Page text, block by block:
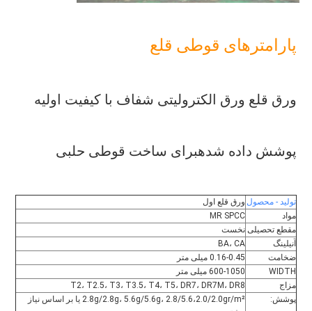
پارامترهای قوطی قلع
ورق قلع ورق الکترولیتی شفاف با کیفیت اولیه
پوشش داده شدهبرای ساخت قوطی حلبی
تولید - محصول ورق قلع اول
مواد
MR SPCC
مقطع تحصیلی نخست
آنیلینگ
BA، CA
ضخامت
0.16-0.45 میلی متر
WIDTH
600-1050 میلی متر
مزاج
T2، T2.5، T3، T3.5، T4، T5، DR7، DR7M، DR8
پوشش: